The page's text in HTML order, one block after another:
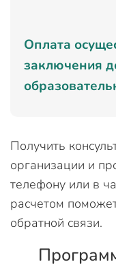
Оплата
заключения
Получить
организации и
телефону или в
расчетом
обратной связи.